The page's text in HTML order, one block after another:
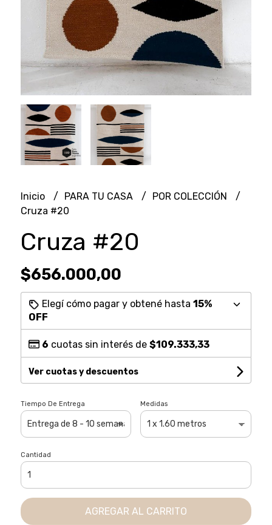
Inicio PARA TU CASA
POR COLECCIÓN
Cruza #20
Cruza #20
$656.000,00
Elegí cómo pagar y obtené hasta 15%
OFF
6 cuotas sin interés de $109.333,33
Ver cuotas y descuentos
Tiempo De Entrega Medidas
Cantidad
AGREGAR AL CARRITO